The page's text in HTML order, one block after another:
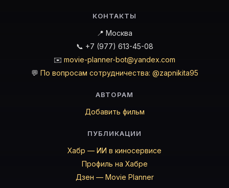
КОНТАКТЫ
📍 Москва
📞 +7 (977) 613-45-08
✉️ movie-planner-bot@yandex.com
💬 По вопросам сотрудничества: @zapnikita95
АВТОРАМ
Добавить фильм
ПУБЛИКАЦИИ
Хабр — ИИ в киносервисе
Профиль на Хабре
Дзен — Movie Planner